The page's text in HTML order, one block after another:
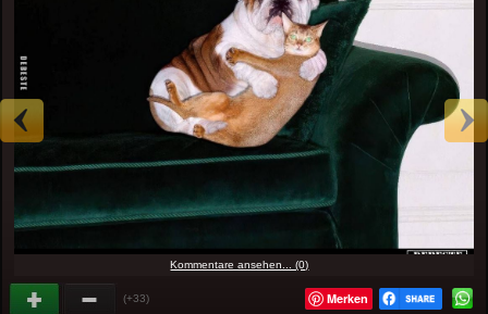
Kommentare ansehen... (0)
(+33) Merken